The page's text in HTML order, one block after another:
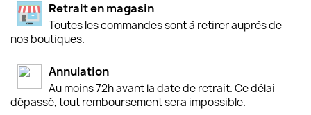
Retrait en magasin
Toutes les commandes sont à retirer auprès de
nos boutiques.
Annulation
Au moins 72h avant la date de retrait. Ce délai
dépassé, tout remboursement sera impossible.